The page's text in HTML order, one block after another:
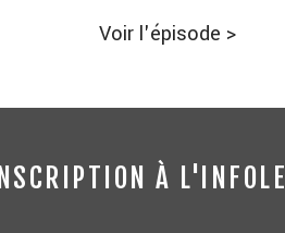
Voir l'épisode >
INSCRIPTION À